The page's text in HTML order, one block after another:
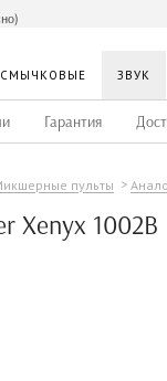
СМЫЧКОВЫЕ ЗВУК
Гарантия
пульты
Xenyx 1002B